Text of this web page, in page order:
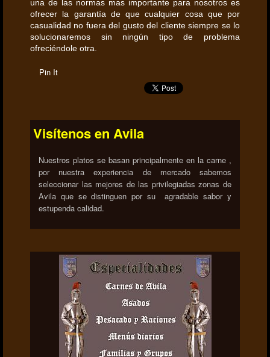
una de las normas mas importante para nosotros es
ofrecer la garantía de que cualquier cosa que por
casualidad no fuera del gusto del cliente siempre se lo
solucionaremos sin ningún tipo de problema
ofreciéndole otra.
Pin It
Visítenos en Avila
Nuestros platos se basan principalmente en la carne ,
por nuestra experiencia de mercado sabemos
seleccionar las mejores de las privilegiadas zonas de
Avila que se distinguen por su agradable sabor y
estupenda calidad.